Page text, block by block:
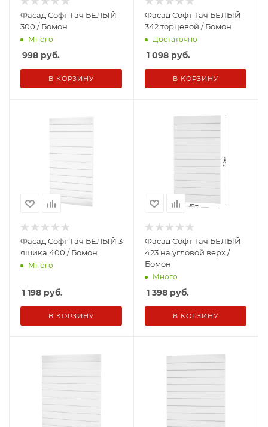
Фасад Софт Тач БЕЛЫЙ
300 / Бомон
Много
998 руб.
В КОРЗИНУ
Фасад Софт Тач БЕЛЫЙ
342 торцевой / Бомон
Достаточно
1 098 руб.
В КОРЗИНУ
Фасад Софт Тач БЕЛЫЙ 3
ящика 400 / Бомон
Много
1 198 руб.
В КОРЗИНУ
Фасад Софт Тач БЕЛЫЙ
423 на угловой верх /
Бомон
Много
1 398 руб.
В КОРЗИНУ